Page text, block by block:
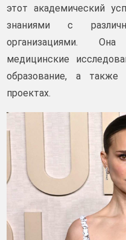
этот академический
знаниями с
организациями.
медицинские
образование, а также
проектах.